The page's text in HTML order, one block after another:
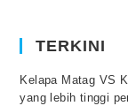
TERKINI
Kelapa Matag VS
yang lebih tinggi